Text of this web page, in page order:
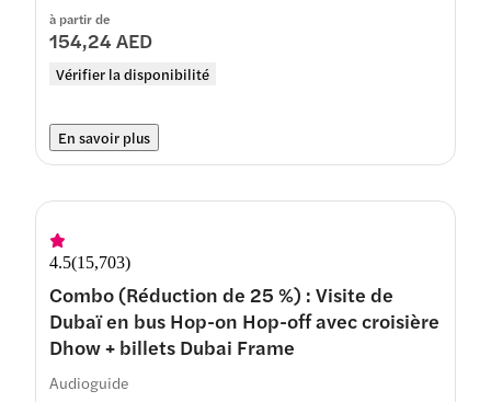
à partir de
154,24 AED
Vérifier la disponibilité
En savoir plus
4.5(15,703)
Combo (Réduction de 25 %) : Visite de
Dubaï en bus Hop-on Hop-off avec croisière
Dhow + billets Dubai Frame
Audioguide